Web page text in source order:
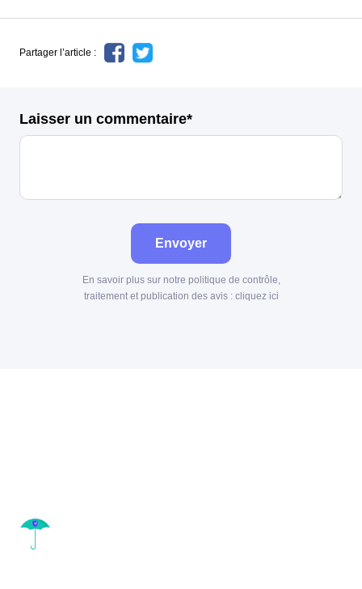
Partager l’article :
Laisser un commentaire*
Envoyer
En savoir plus sur notre politique de contrôle,
traitement et publication des avis : cliquez ici